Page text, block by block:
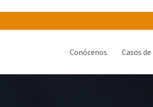
Conócenos Casos